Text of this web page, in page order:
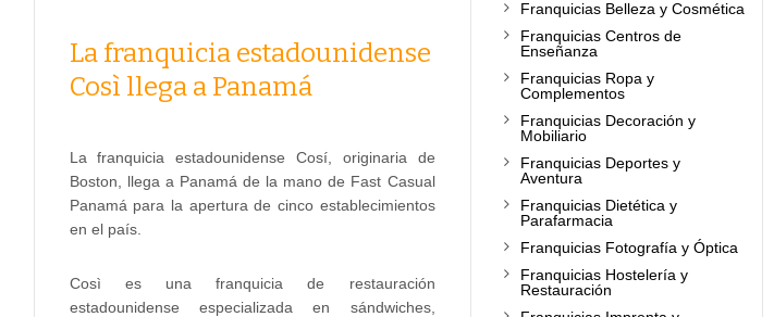
La franquicia estadounidense
Così llega a Panamá
La franquicia estadounidense Cosí, originaria de
Boston, llega a Panamá de la mano de Fast Casual
Panamá para la apertura de cinco establecimientos
en el país.
Così es una franquicia de restauración
estadounidense especializada en sándwiches,
Franquicias Belleza y Cosmética
Franquicias Centros de
Enseñanza
Franquicias Ropa y
Complementos
Franquicias Decoración y
Mobiliario
Franquicias Deportes y
Aventura
Franquicias Dietética y
Parafarmacia
Franquicias Fotografía y Óptica
Franquicias Hostelería y
Restauración